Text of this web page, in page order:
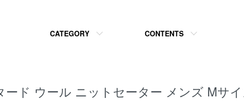
CATEGORY CONTENTS
ード ウール ニットセーター メンズ Mサ